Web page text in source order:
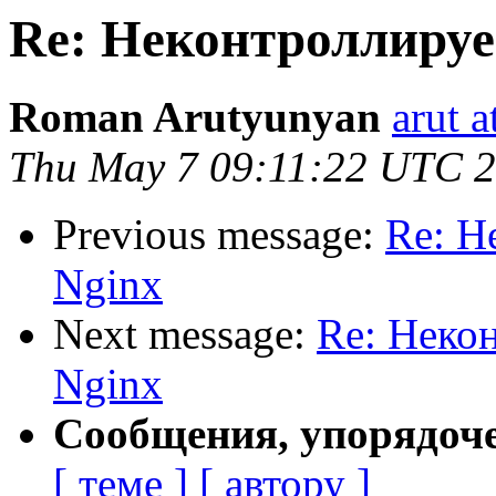
Re:
Roman Arutyunyan arut
Thu May 7 09:11:22 UTC
Previous message: Re:
Nginx
Next message: Re:
Nginx
Сообщения,
[ теме ] [ автору ]